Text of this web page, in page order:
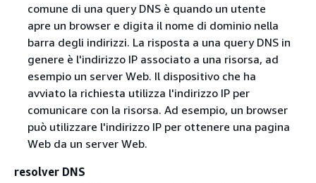
comune di una query DNS è quando un utente
apre un browser e digita il nome di dominio nella
barra degli indirizzi. La risposta a una query DNS in
genere è l'indirizzo IP associato a una risorsa, ad
esempio un server Web. Il dispositivo che ha
avviato la richiesta utilizza l'indirizzo IP per
comunicare con la risorsa. Ad esempio, un browser
può utilizzare l'indirizzo IP per ottenere una pagina
Web da un server Web.
resolver DNS